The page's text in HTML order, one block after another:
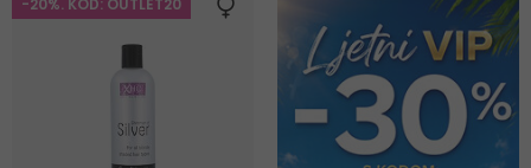
-20%. KOD: OUTLET20